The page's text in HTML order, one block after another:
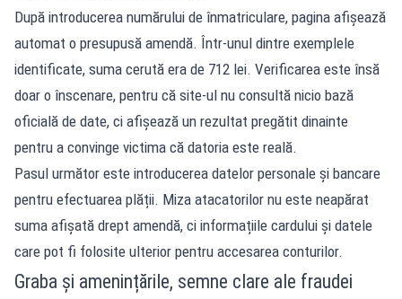
După introducerea numărului de înmatriculare, pagina afișează
automat o presupusă amendă. Într-unul dintre exemplele
identificate, suma cerută era de 712 lei. Verificarea este însă
doar o înscenare, pentru că site-ul nu consultă nicio bază
oficială de date, ci afișează un rezultat pregătit dinainte
pentru a convinge victima că datoria este reală.
Pasul următor este introducerea datelor personale și bancare
pentru efectuarea plății. Miza atacatorilor nu este neapărat
suma afișată drept amendă, ci informațiile cardului și datele
care pot fi folosite ulterior pentru accesarea conturilor.
Graba și amenințările, semne clare ale fraudei